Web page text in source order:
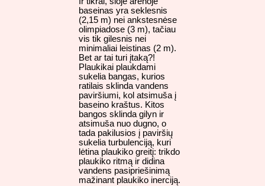
baseinas yra seklesnis
(2,15 m) nei ankstesnėse
olimpiadose (3 m), tačiau
vis tik gilesnis nei
minimaliai leistinas (2 m).
Bet ar tai turi įtaką?!
Plaukikai plaukdami
sukelia bangas, kurios
ratilais sklinda vandens
paviršiumi, kol atsimuša į
baseino kraštus. Kitos
bangos sklinda gilyn ir
atsimuša nuo dugno, o
tada pakilusios į paviršių
sukelia turbulenciją, kuri
lėtina plaukiko greitį: trikdo
plaukiko ritmą ir didina
vandens pasipriešinimą
mažinant plaukiko inerciją.